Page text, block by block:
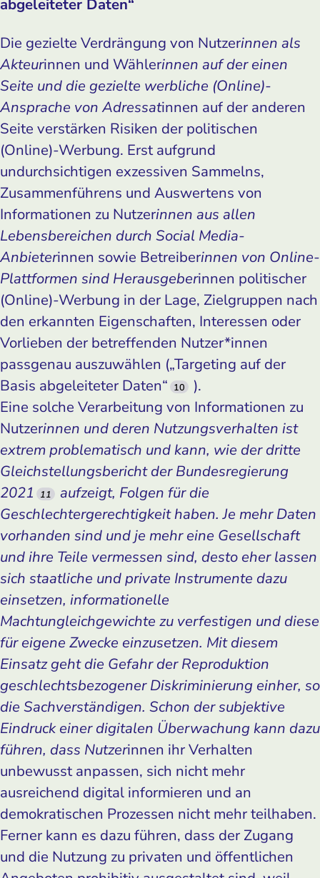
abgeleiteter Daten“
Die gezielte Verdrängung von Nutzerinnen als
Akteurinnen und Wählerinnen auf der einen
Seite und die gezielte werbliche (Online)-
Ansprache von Adressatinnen auf der anderen
Seite verstärken Risiken der politischen
(Online)-Werbung. Erst aufgrund
undurchsichtigen exzessiven Sammelns,
Zusammenführens und Auswertens von
Informationen zu Nutzerinnen aus allen
Lebensbereichen durch Social Media-
Anbieterinnen sowie Betreiberinnen von Online-
Plattformen sind Herausgeberinnen politischer
(Online)-Werbung in der Lage, Zielgruppen nach
den erkannten Eigenschaften, Interessen oder
Vorlieben der betreffenden Nutzer*innen
passgenau auszuwählen („Targeting auf der
Basis abgeleiteter Daten“ 10
).
Eine solche Verarbeitung von Informationen zu
Nutzerinnen und deren Nutzungsverhalten ist
ex­trem problematisch und kann, wie der dritte
Gleichstellungsbericht der Bundesregierung
2021
11
aufzeigt, Folgen für die
Geschlechtergerechtigkeit haben. Je mehr Daten
vorhanden sind und je mehr eine Gesellschaft
und ihre Teile vermessen sind, desto eher lassen
sich staatliche und private Instrumente dazu
einsetzen, informationelle
Machtungleichgewichte zu verfestigen und diese
für eigene Zwecke einzusetzen. Mit diesem
Einsatz geht die Gefahr der Reproduktion
geschlechtsbezogener Diskriminierung einher, so
die Sachverständigen. Schon der subjektive
Eindruck einer digitalen Überwachung kann dazu
führen, dass Nutzerinnen ihr Verhalten
unbewusst anpassen, sich nicht mehr
ausreichend digital informieren und an
demokratischen Prozessen nicht mehr teilhaben.
Ferner kann es dazu führen, dass der Zugang
und die Nutzung zu privaten und öffentlichen